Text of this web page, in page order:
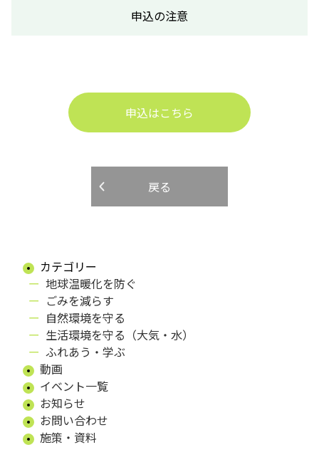
申込の注意
申込はこちら
戻る
カテゴリー
地球温暖化を防ぐ
ごみを減らす
自然環境を守る
生活環境を守る（大気・水）
ふれあう・学ぶ
動画
イベント一覧
お知らせ
お問い合わせ
施策・資料